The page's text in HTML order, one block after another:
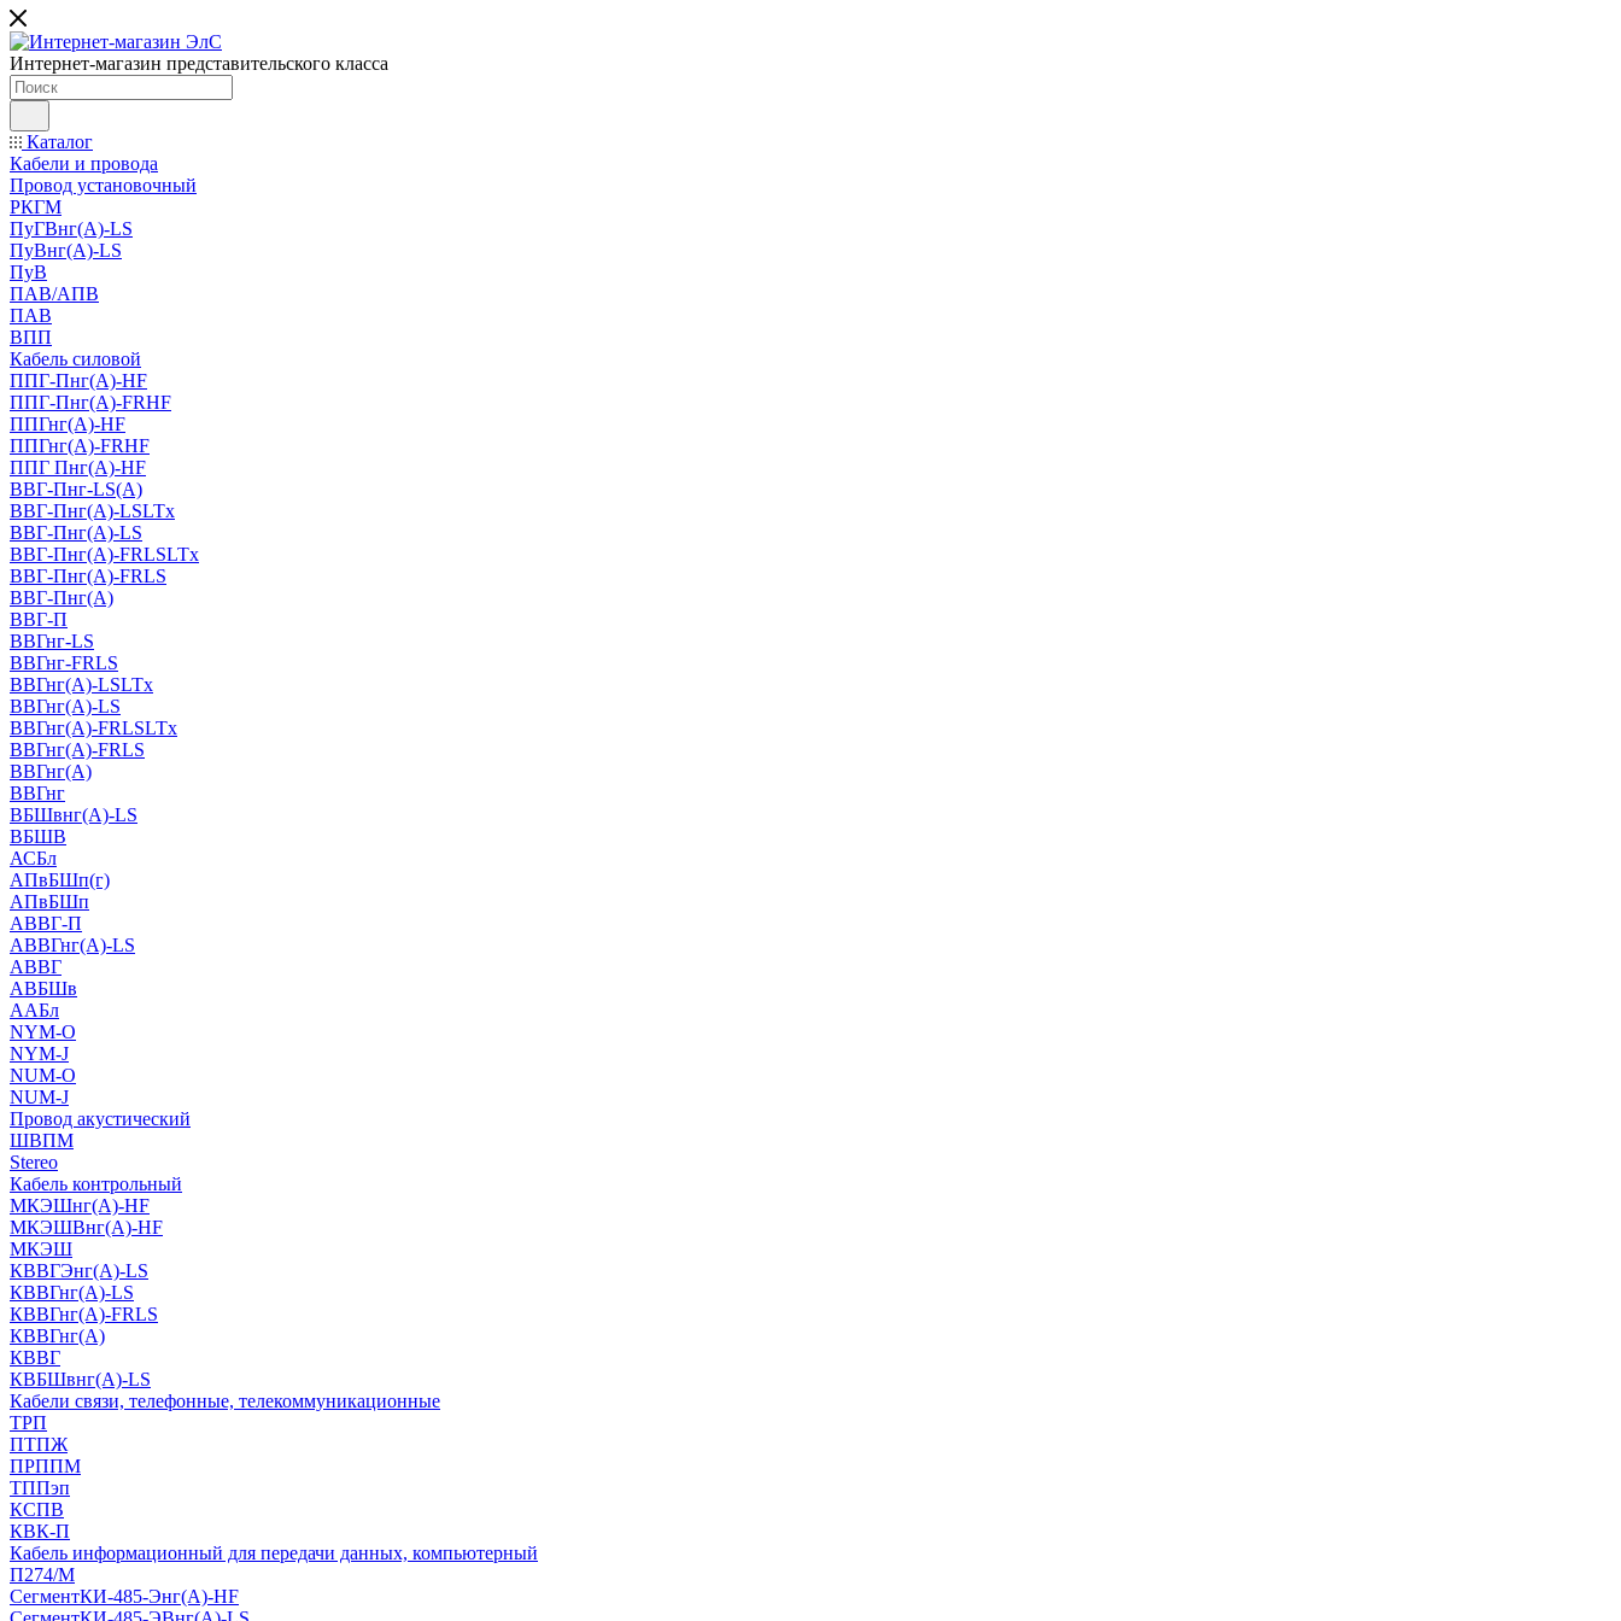
Интернет-магазин представительского класса
Каталог
Кабели и провода
Провод установочный
РКГМ
ПуГВнг(А)-LS
ПуВнг(А)-LS
ПуВ
ПАВ/АПВ
ПАВ
ВПП
Кабель силовой
ППГ-Пнг(А)-HF
ППГ-Пнг(А)-FRHF
ППГнг(А)-HF
ППГнг(А)-FRHF
ППГ Пнг(А)-HF
ВВГ-Пнг-LS(А)
ВВГ-Пнг(А)-LSLTx
ВВГ-Пнг(А)-LS
ВВГ-Пнг(А)-FRLSLTx
ВВГ-Пнг(А)-FRLS
ВВГ-Пнг(А)
ВВГ-П
ВВГнг-LS
ВВГнг-FRLS
ВВГнг(А)-LSLTx
ВВГнг(А)-LS
ВВГнг(А)-FRLSLTx
ВВГнг(А)-FRLS
ВВГнг(А)
ВВГнг
ВБШвнг(А)-LS
ВБШВ
АСБл
АПвБШп(г)
АПвБШп
АВВГ-П
АВВГнг(А)-LS
АВВГ
АВБШв
ААБл
NYM-O
NYM-J
NUM-О
NUM-J
Провод акустический
ШВПМ
Stereo
Кабель контрольный
МКЭШнг(A)-HF
МКЭШВнг(А)-HF
МКЭШ
КВВГЭнг(А)-LS
КВВГнг(А)-LS
КВВГнг(А)-FRLS
КВВГнг(А)
КВВГ
КВБШвнг(А)-LS
Кабели связи, телефонные, телекоммуникационные
ТРП
ПТПЖ
ПРППМ
ТППэп
КСПВ
КВК-П
Кабель информационный для передачи данных, компьютерный
П274/М
СегментКИ-485-Энг(А)-HF